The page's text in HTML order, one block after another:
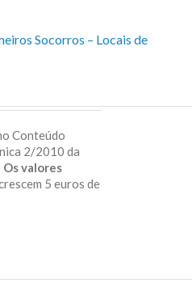
Socorros – Locais de
Conteúdo
2/2010 da
Os valores
5 euros de